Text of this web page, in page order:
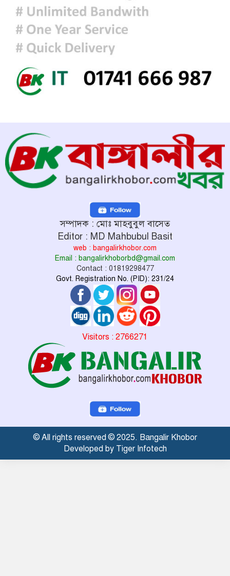
প্রধানমন্ত্রীকে বরণে প্রস্তুত চট্টগ্রাম,
নেতাকর্মীরা উজ্জীবিত
সম্পাদক : মোঃ মাহবুবুল বাসেত
Editor : MD Mahbubul Basit
web : bangalirkhobor.com
Email : bangalirkhoborbd@gmail.com
Contact : 01819298477
Govt. Registration No. (PID): 231/24
Visitors : 2766271
© All rights reserved © 2025. Bangalir Khobor
Developed by Tiger Infotech